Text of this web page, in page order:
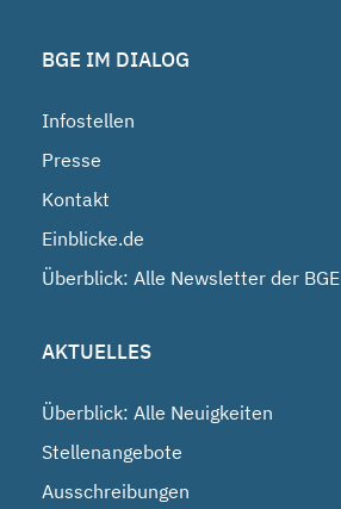
BGE IM DIALOG
Infostellen
Presse
Kontakt
Einblicke.de
Überblick: Alle Newsletter der BGE
AKTUELLES
Überblick: Alle Neuigkeiten
Stellenangebote
Ausschreibungen